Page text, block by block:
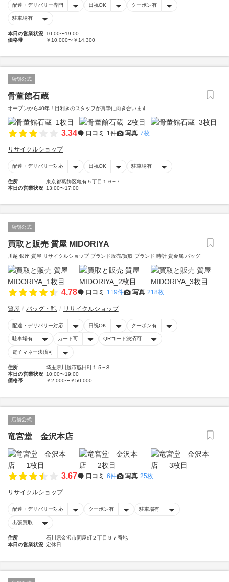
配達・デリバリー専門 日祝OK クーポン有
駐車場有
本日の営業状況 10:00〜19:00
価格帯
￥10,000〜￥14,300
店舗公式
骨董館石蔵
オープンから40年！目利きのスタッフが真摯に向き合います
3.34 口コミ 1件 写真 7枚
リサイクルショップ
配達・デリバリー対応 日祝OK 駐車場有
住所
東京都葛飾区亀有５丁目１６−７
本日の営業状況 13:00〜17:00
店舗公式
買取と販売 質屋 MIDORIYA
川越 銀座 質屋 リサイクルショップ ブランド販売/買取 ブランド 時計 貴金属 バッグ
4.78 口コミ 119件 写真 218枚
質屋 バッグ・鞄 リサイクルショップ
配達・デリバリー対応 日祝OK クーポン有
駐車場有 カード可 QRコード決済可
電子マネー決済可
住所
埼玉県川越市脇田町１５−８
本日の営業状況 10:00〜19:00
価格帯
￥2,000〜￥50,000
店舗公式
竜宮堂 金沢本店
3.67 口コミ 6件 写真 25枚
リサイクルショップ
配達・デリバリー対応 クーポン有 駐車場有
出張買取
住所
石川県金沢市問屋町２丁目９７番地
本日の営業状況 定休日